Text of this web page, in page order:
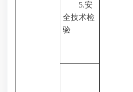
5.安
全技术检
验